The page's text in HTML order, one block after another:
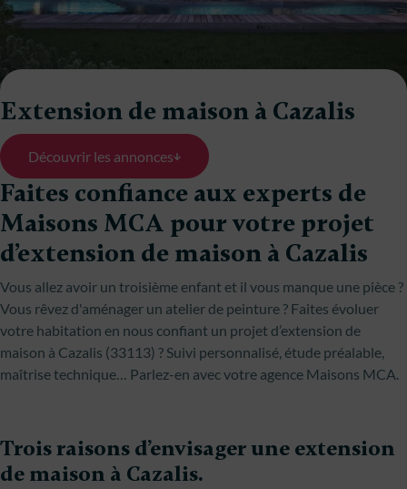
Extension de maison à Cazalis
Découvrir les annonces
Faites confiance aux experts de
Maisons MCA pour votre projet
d’extension de maison à Cazalis
Vous allez avoir un troisième enfant et il vous manque une pièce ?
Vous rêvez d'aménager un atelier de peinture ? Faites évoluer
votre habitation en nous confiant un projet d’extension de
maison à Cazalis (33113) ? Suivi personnalisé, étude préalable,
maîtrise technique… Parlez-en avec votre agence Maisons MCA.
Trois raisons d’envisager une extension
de maison à Cazalis.